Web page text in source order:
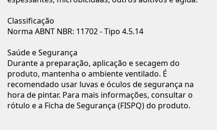
Classificação
Norma ABNT NBR: 11702 - Tipo 4.5.14
Saúde e Segurança
Durante a preparação, aplicação e secagem do
produto, mantenha o ambiente ventilado. É
recomendado usar luvas e óculos de segurança na
hora de pintar. Para mais informações, consultar o
rótulo e a Ficha de Segurança (FISPQ) do produto.